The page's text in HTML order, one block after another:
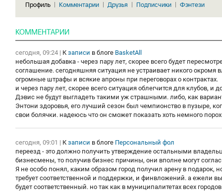
Профиль Комментарии Друзья Подписчики Фэнтези
КОММЕНТАРИИ
сегодня, 09:24 | К записи в блоге BasketAll
небольшая добавка - через пару лет, скорее всего будет
соглашение. сегодняшняя ситуация не устраивает никого окромя
огромные штрафы и всякие апроны при переговорах о контрактах.
и через пару лет, скорее всего ситуация облегчится для клубов, и
Дэвис не будут выгладеть такими уж страшными. либо, как
Энтони здоровья, его лучший сезон был чемпионство в пузыре,
свои болячки. надеюсь что он сможет показать хоть немного
сегодня, 09:01 | К записи в блоге Персональный фол
переезд - это должно получить утверждение остальными
бизнесмены, то получив бизнес причины, они вполне могут
Я не особо понял, каким образом город получил арену в подарок,
требует соответственной и поддержки, и финвложений. а ежели вы
будет соответственный. но так как в муниципалитетах всех